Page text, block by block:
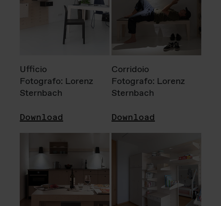
Ufficio
Fotografo: Lorenz
Sternbach
Download
Corridoio
Fotografo: Lorenz
Sternbach
Download